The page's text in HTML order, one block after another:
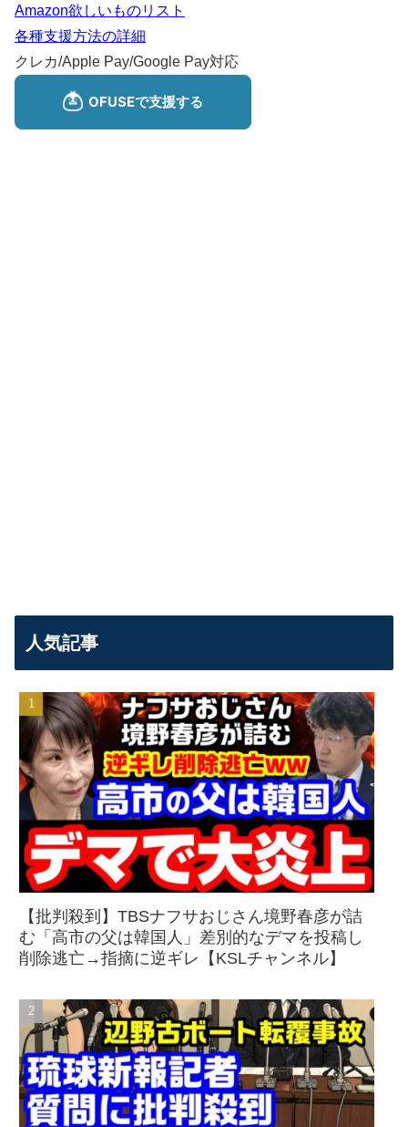
Amazon欲しいものリスト
各種支援方法の詳細
クレカ/Apple Pay/Google Pay対応
人気記事
【批判殺到】TBSナフサおじさん境野春彦が詰
む「高市の父は韓国人」差別的なデマを投稿し
削除逃亡→指摘に逆ギレ【KSLチャンネル】